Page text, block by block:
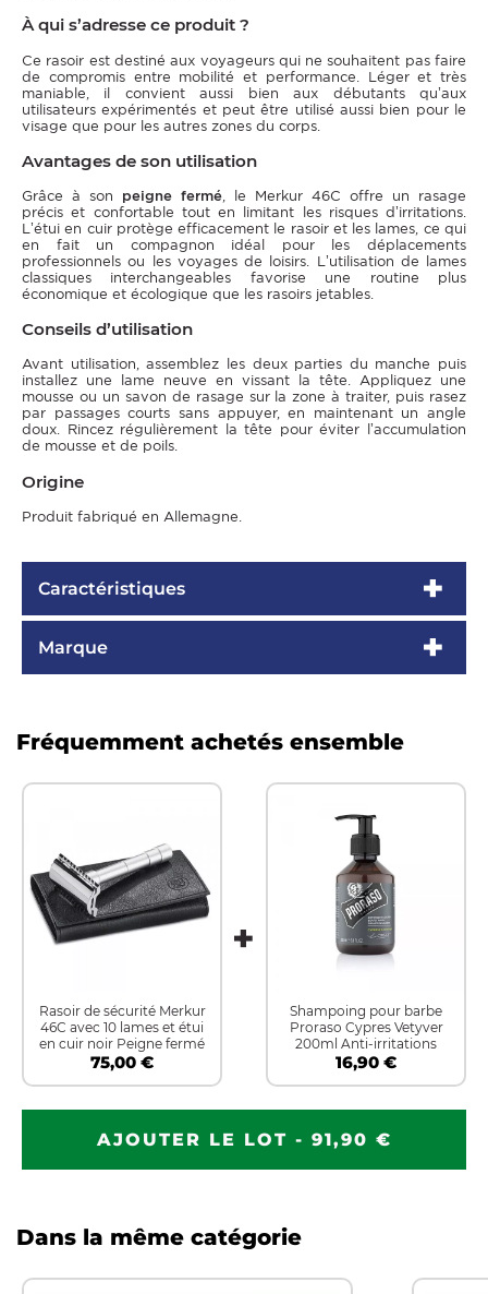
À qui s’adresse ce produit ?
Ce rasoir est destiné aux voyageurs qui ne souhaitent pas faire
de compromis entre mobilité et performance. Léger et très
maniable, il convient aussi bien aux débutants qu’aux
utilisateurs expérimentés et peut être utilisé aussi bien pour le
visage que pour les autres zones du corps.
Avantages de son utilisation
Grâce à son peigne fermé, le Merkur 46C offre un rasage
précis et confortable tout en limitant les risques d’irritations.
L’étui en cuir protège efficacement le rasoir et les lames, ce qui
en fait un compagnon idéal pour les déplacements
professionnels ou les voyages de loisirs. L’utilisation de lames
classiques interchangeables favorise une routine plus
économique et écologique que les rasoirs jetables.
Conseils d’utilisation
Avant utilisation, assemblez les deux parties du manche puis
installez une lame neuve en vissant la tête. Appliquez une
mousse ou un savon de rasage sur la zone à traiter, puis rasez
par passages courts sans appuyer, en maintenant un angle
doux. Rincez régulièrement la tête pour éviter l’accumulation
de mousse et de poils.
Origine
Produit fabriqué en Allemagne.
Caractéristiques
Marque
Fréquemment achetés ensemble
Rasoir de sécurité Merkur
46C avec 10 lames et étui
en cuir noir Peigne fermé
75,00 €
Shampoing pour barbe
Proraso Cypres Vetyver
200ml Anti-irritations
16,90 €
AJOUTER LE LOT - 91,90 €
Dans la même catégorie